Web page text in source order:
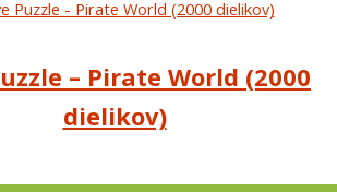
– Pirate World (2000
dielikov)